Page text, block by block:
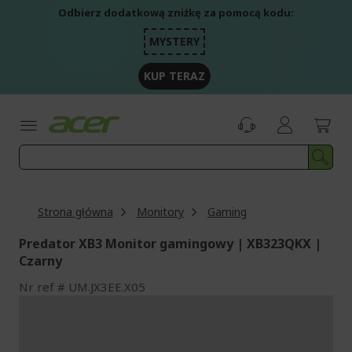
Odbierz dodatkową zniżkę za pomocą kodu:
MYSTERY
KUP TERAZ
Strona główna Monitory Gaming
Predator XB3 Monitor gamingowy | XB323QKX |
Czarny
Nr ref UM.JX3EE.X05